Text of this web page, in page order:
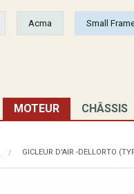
Acma Small
MOTEUR CHÂSSIS
GICLEUR D'AIR -DELLORTO